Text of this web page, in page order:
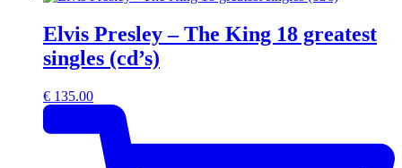
Elvis Presley – The King 18 greatest
singles (cd’s)
€ 135.00